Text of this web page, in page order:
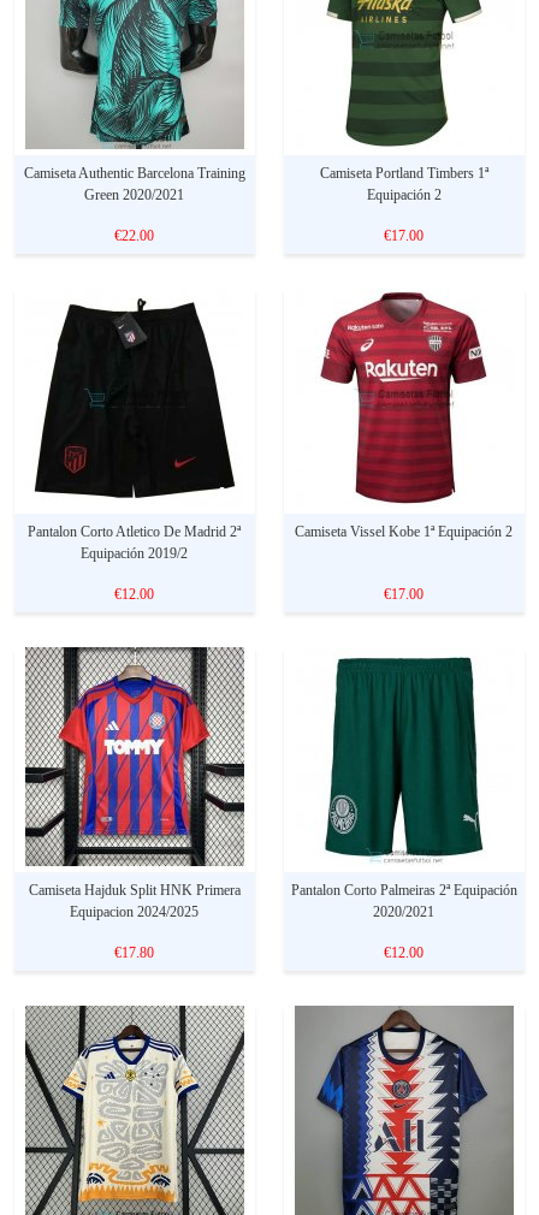
Camiseta Authentic Barcelona Training
Green 2020/2021
€22.00
Camiseta Portland Timbers 1ª
Equipación 2
€17.00
Pantalon Corto Atletico De Madrid 2ª
Equipación 2019/2
€12.00
Camiseta Vissel Kobe 1ª Equipación 2
€17.00
Camiseta Hajduk Split HNK Primera
Equipacion 2024/2025
€17.80
Pantalon Corto Palmeiras 2ª Equipación
2020/2021
€12.00